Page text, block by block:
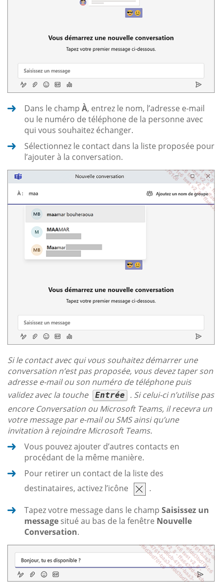
Dans le champ À, entrez le nom, l’adresse e-mail
ou le numéro de téléphone de la personne avec
qui vous souhaitez échanger.
Sélectionnez le contact dans la liste proposée pour
l’ajouter à la conversation.
Si le contact avec qui vous souhaitez démarrer une
conversation n’est pas proposée, vous devez taper son
adresse e-mail ou son numéro de téléphone puis
validez avec la touche
Entrée
. Si celui-ci n’utilise pas
encore Conversation ou Microsoft Teams, il recevra un
votre message par e-mail ou SMS ainsi qu’une
invitation à rejoindre Microsoft Teams.
Vous pouvez ajouter d’autres contacts en
procédant de la même manière.
Pour retirer un contact de la liste des
destinataires, activez l’icône
.
Tapez votre message dans le champ Saisissez un
message situé au bas de la fenêtre Nouvelle
Conversation.